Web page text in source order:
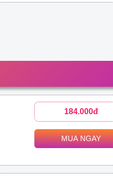
184.000đ
MUA NGAY